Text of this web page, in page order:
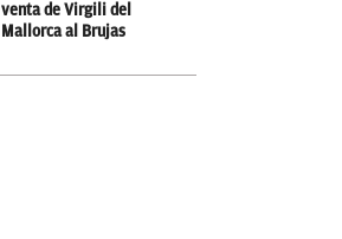
venta de Virgili del
Mallorca al Brujas